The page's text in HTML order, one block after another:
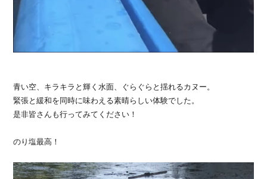
青い空、キラキラと輝く水面、ぐらぐらと揺れるカヌー。
緊張と緩和を同時に味わえる素晴らしい体験でした。
是非皆さんも行ってみてください！
のり塩最高！